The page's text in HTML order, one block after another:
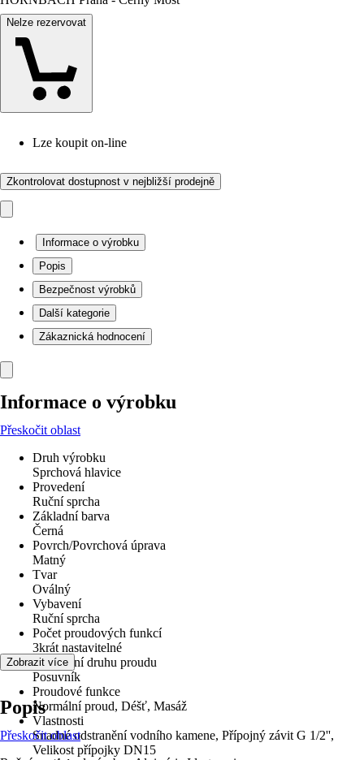
Nelze rezervovat
Lze koupit on-line
Zkontrolovat dostupnost v nejbližší prodejně
Informace o výrobku
Popis
Bezpečnost výrobků
Další kategorie
Zákaznická hodnocení
Informace o výrobku
Přeskočit oblast
Druh výrobku
Sprchová hlavice
Provedení
Ruční sprcha
Základní barva
Černá
Povrch/Povrchová úprava
Matný
Tvar
Oválný
Vybavení
Ruční sprcha
Počet proudových funkcí
3krát nastavitelné
Nastavení druhu proudu
Posuvník
Proudové funkce
Normální proud, Déšť, Masáž
Vlastnosti
Snadné odstranění vodního kamene, Přípojný závit G 1/2'',
Velikost přípojky DN15
Zobrazit více
Popis
Přeskočit oblast